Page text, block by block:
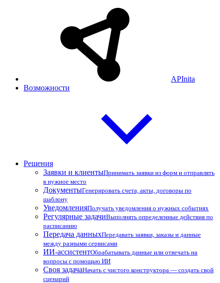
APInita
Возможности
Решения
Заявки и клиентыПринимать заявки из форм и отправлять
в нужное место
ДокументыГенерировать счета, акты, договоры по
шаблону
УведомленияПолучать уведомления о нужных событиях
Регулярные задачиВыполнять определенные действия по
расписанию
Передача данныхПередавать заявки, заказы и данные
между разными сервисами
ИИ-ассистентОбрабатывать данные или отвечать на
вопросы с помощью ИИ
Своя задачаНачать с чистого конструктора — создать свой
сценарий